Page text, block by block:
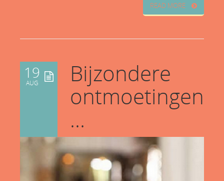
READ MORE
19
AUG
Bijzondere
ontmoetingen
…